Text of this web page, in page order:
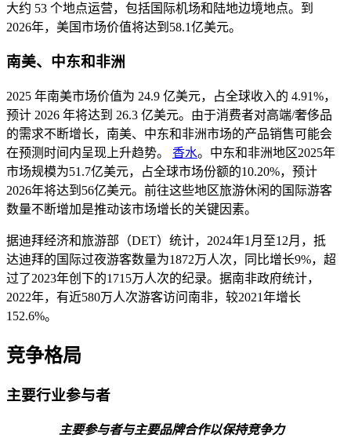
大约 53 个地点运营，包括国际机场和陆地边境地点。到
2026年，美国市场价值将达到58.1亿美元。
南美、中东和非洲
2025 年南美市场价值为 24.9 亿美元，占全球收入的 4.91%，
预计 2026 年将达到 26.3 亿美元。由于消费者对高端/奢侈品
的需求不断增长，南美、中东和非洲市场的产品销售可能会
在预测时间内呈现上升趋势。 香水。中东和非洲地区2025年
市场规模为51.7亿美元，占全球市场份额的10.20%，预计
2026年将达到56亿美元。前往这些地区旅游休闲的国际游客
数量不断增加是推动该市场增长的关键因素。
据迪拜经济和旅游部（DET）统计，2024年1月至12月，抵
达迪拜的国际过夜游客数量为1872万人次，同比增长9%，超
过了2023年创下的1715万人次的纪录。据南非政府统计，
2022年，有近580万人次游客访问南非，较2021年增长
152.6%。
竞争格局
主要行业参与者
主要参与者与主要品牌合作以保持竞争力